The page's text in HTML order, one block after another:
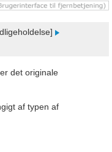
det originale
af typen af